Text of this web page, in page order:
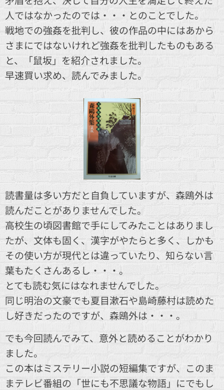
人ではなかったのでは・・・とのことでした。
戦地での強姦を批判し、彼の作品の中にはあから
さまにではないけれど強姦を批判したものもある
と、「鼠坂」を紹介されました。
早速買い求め、読んでみました。
読書量は多い方だと自負していますが、森鴎外は
読んだことがありませんでした。
高校生の頃図書館で手にしてみたことはありまし
たが、文体も固く、漢字がやたらと多く、しかも
その使い方が現代とは違っていたり、知らない言
葉もたくさんあるし・・・。
とても読む気にはなれませんでした。
同じ明治の文豪でも夏目漱石や島崎藤村は読めた
し好きだったのですが、森鴎外は・・・。
でも今回読んでみて、意外と読めることがわかり
ました。
この本はミステリー小説の短編集ですが、このま
まテレビ番組の「世にも不思議な物語」にでもし